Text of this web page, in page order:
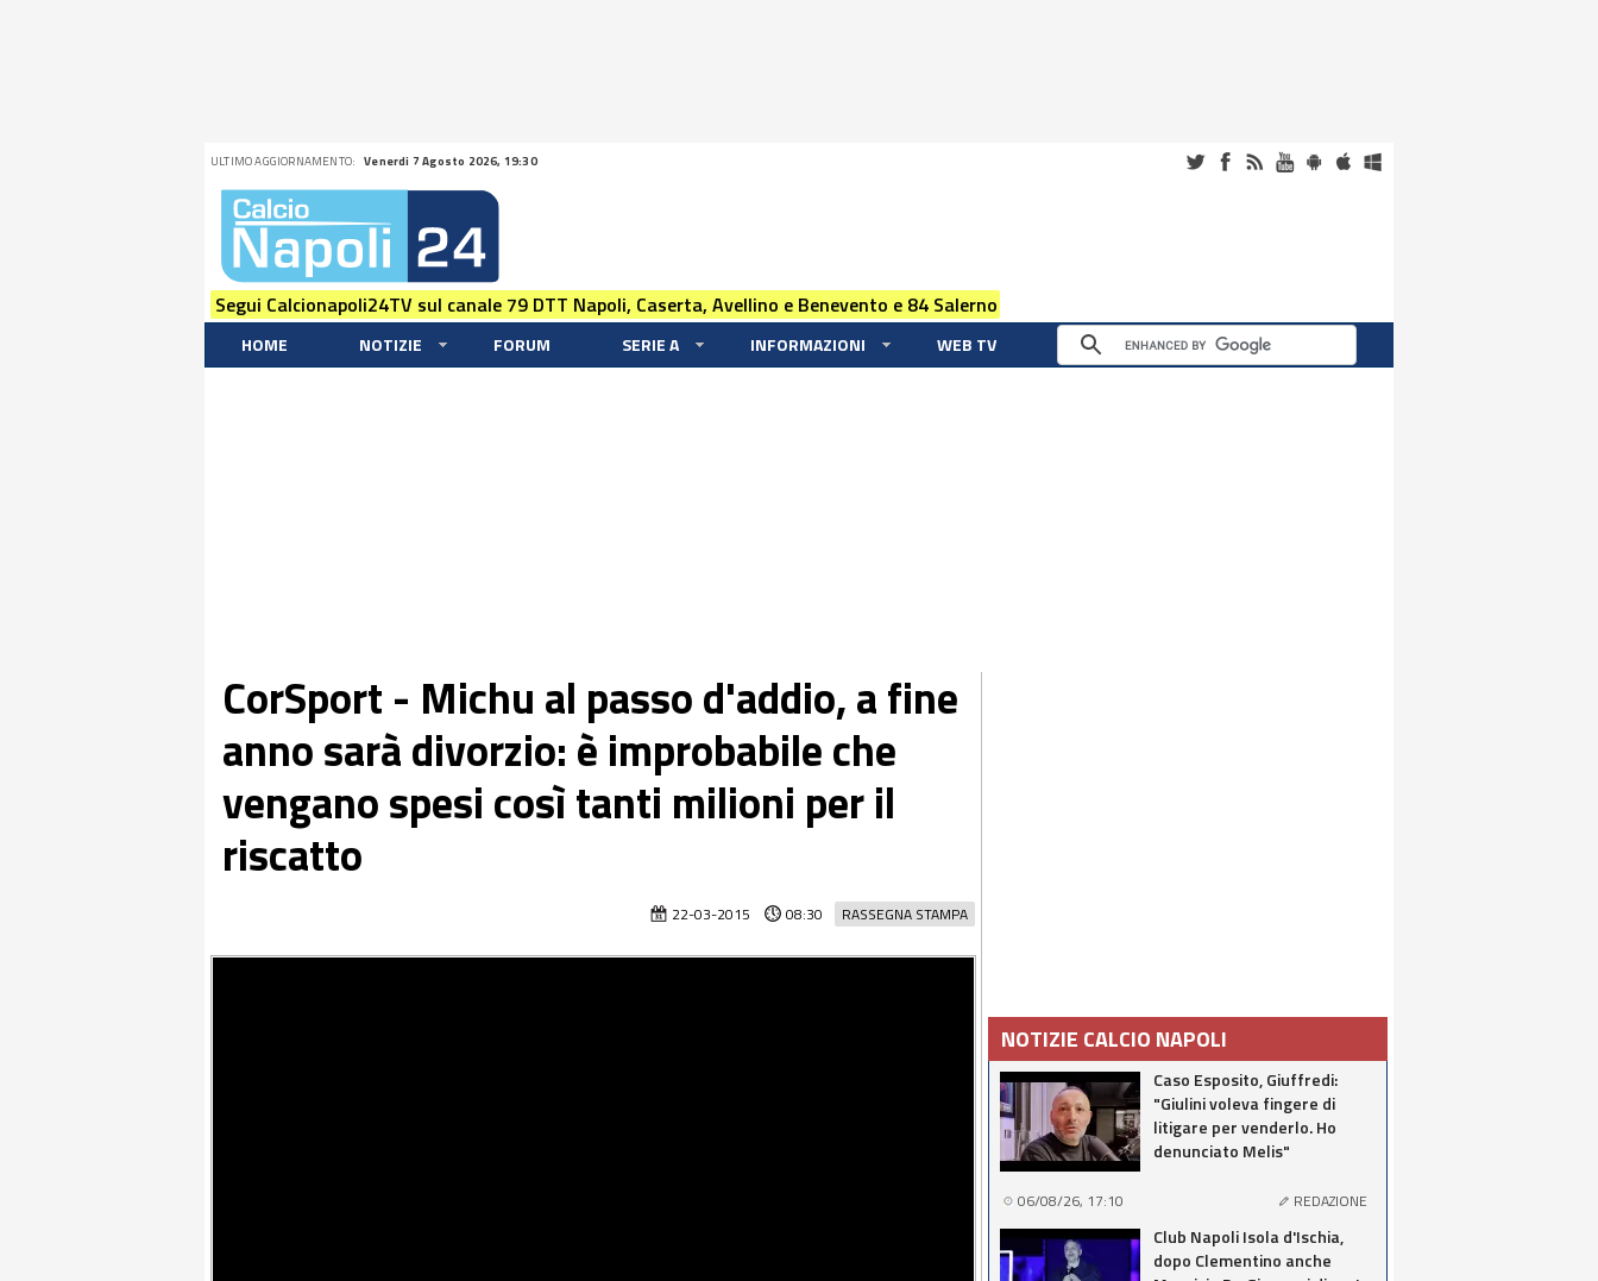
ULTIMO AGGIORNAMENTO: Venerdi 7 Agosto 2026, 19:30
Segui Calcionapoli24TV sul canale 79 DTT Napoli, Caserta, Avellino e Benevento e 84 Salerno
HOME NOTIZIE FORUM SERIE A INFORMAZIONI WEB TV
CorSport - Michu al passo d'addio, a fine
anno sarà divorzio: è improbabile che
vengano spesi così tanti milioni per il
riscatto
RASSEGNA STAMPA
22-03-2015 08:30
NOTIZIE CALCIO NAPOLI
Caso Esposito, Giuffredi:
"Giulini voleva fingere di
litigare per venderlo. Ho
denunciato Melis"
06/08/26, 17:10 REDAZIONE
Club Napoli Isola d'Ischia,
dopo Clementino anche